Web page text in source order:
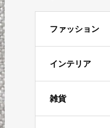
ファッション
インテリア
雑貨